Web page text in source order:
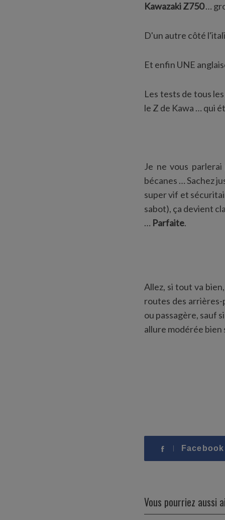
Kawazaki Z750…
D'un autre côté
Et enfin UNE
Les tests de tous
le Z de Kawa … qui
Je ne vous
bécanes … Sachez
super vif et
sabot), ça devient
… Parfaite.
Allez, si tout va
routes des
ou passagère, sauf si
allure modérée bien
Facebook
Vous pourriez aussi